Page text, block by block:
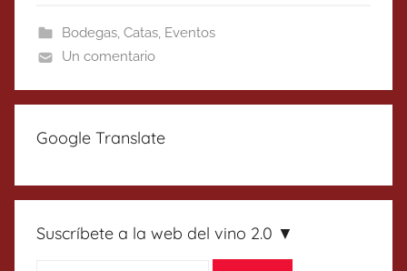
Bodegas, Catas, Eventos
Un comentario
Google Translate
Suscríbete a la web del vino 2.0 ▼